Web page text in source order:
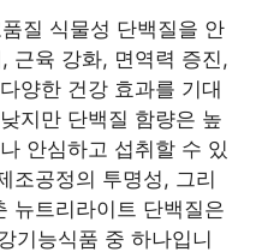
질 식물성 단백질을 안
근육 강화, 면역력 증진,
양한 건강 효과를 기대
지만 단백질 함량은 높
안심하고 섭취할 수 있
조공정의 투명성, 그리
뉴트리라이트 단백질은
기능식품 중 하나입니